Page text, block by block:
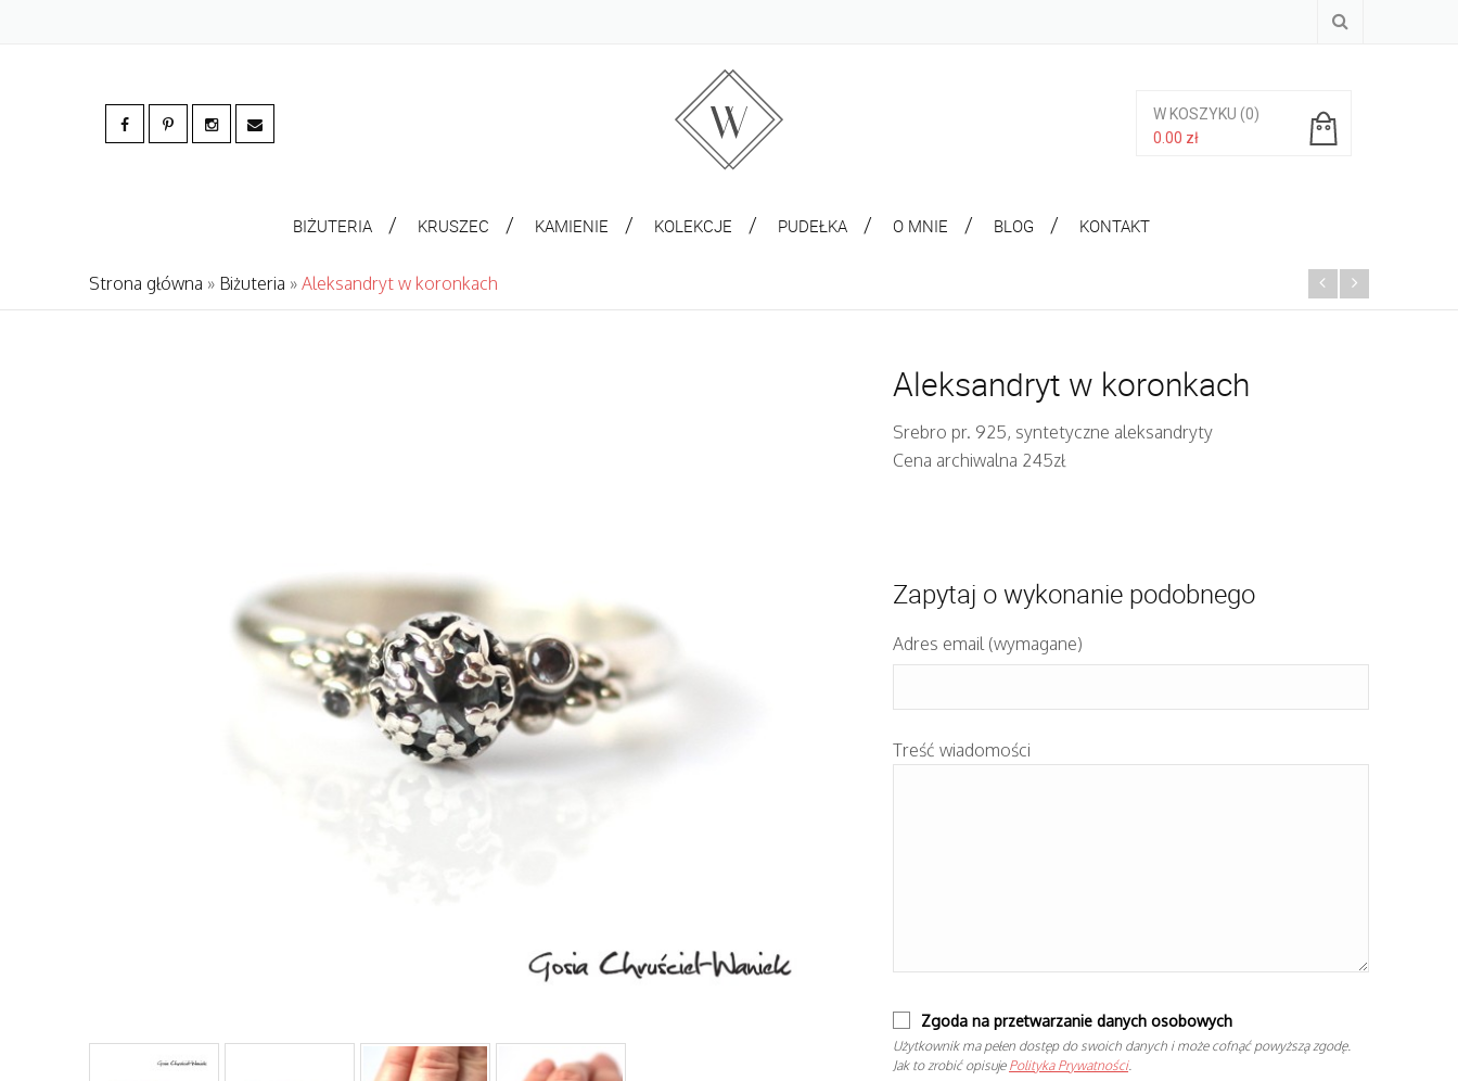
W KOSZYKU (0)
0.00 zł
BIŻUTERIA KRUSZEC KAMIENIE KOLEKCJE PUDEŁKA O MNIE BLOG KONTAKT
Strona główna » Biżuteria » Aleksandryt w koronkach
Aleksandryt w koronkach
Srebro pr. 925, syntetyczne aleksandryty
Cena archiwalna 245zł
Zapytaj o wykonanie podobnego
Adres email (wymagane)
Treść wiadomości
Zgoda na przetwarzanie danych osobowych
Użytkownik ma pełen dostęp do swoich danych i może cofnąć powyższą zgodę.
Jak to zrobić opisuje Polityka Prywatności.